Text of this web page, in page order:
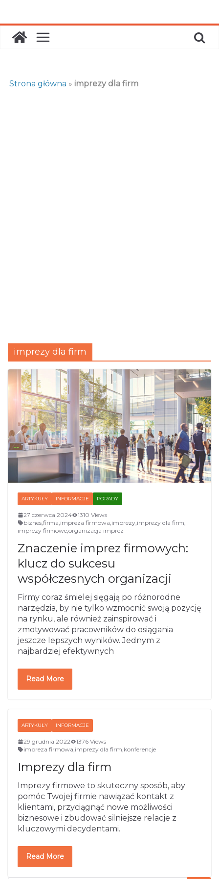
content
Strona główna » imprezy dla firm
imprezy dla firm
ARTYKUŁY INFORMACJE PORADY
27 czerwca 2024
1310 Views
biznes,firma,impreza firmowa,imprezy,imprezy dla firm,
imprezy firmowe,organizacja imprez
Znaczenie imprez firmowych:
klucz do sukcesu
współczesnych organizacji
Firmy coraz śmielej sięgają po różnorodne
narzędzia, by nie tylko wzmocnić swoją pozycję
na rynku, ale również zainspirować i
zmotywować pracowników do osiągania
jeszcze lepszych wyników. Jednym z
najbardziej efektywnych
Read More
ARTYKUŁY INFORMACJE
29 grudnia 2022
1376 Views
impreza firmowa,imprezy dla firm,konferencje
Imprezy dla firm
Imprezy firmowe to skuteczny sposób, aby
pomóc Twojej firmie nawiązać kontakt z
klientami, przyciągnąć nowe możliwości
biznesowe i zbudować silniejsze relacje z
kluczowymi decydentami.
Read More